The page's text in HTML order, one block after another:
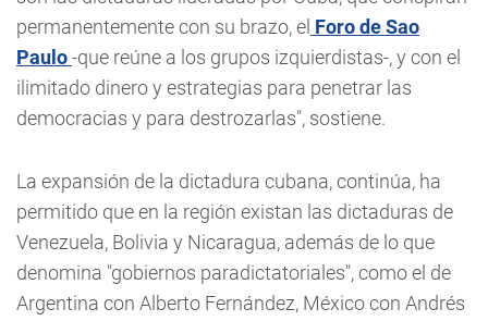
permanentemente con su brazo, el Foro de Sao
Paulo-que reúne a los grupos izquierdistas-, y con el
ilimitado dinero y estrategias para penetrar las
democracias y para destrozarlas", sostiene.
La expansión de la dictadura cubana, continúa, ha
permitido que en la región existan las dictaduras de
Venezuela, Bolivia y Nicaragua, además de lo que
denomina "gobiernos paradictatoriales", como el de
Argentina con Alberto Fernández, México con Andrés